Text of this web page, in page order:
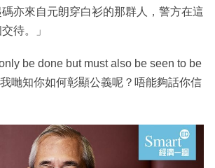
亦來自元朗穿白衫的那群人，警方在這
待。」
be done but must also be seen to be
哋知你如何彰顯公義呢？唔能夠話你信